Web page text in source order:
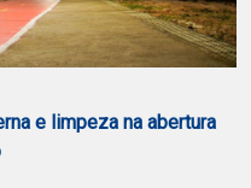
e limpeza na abertura